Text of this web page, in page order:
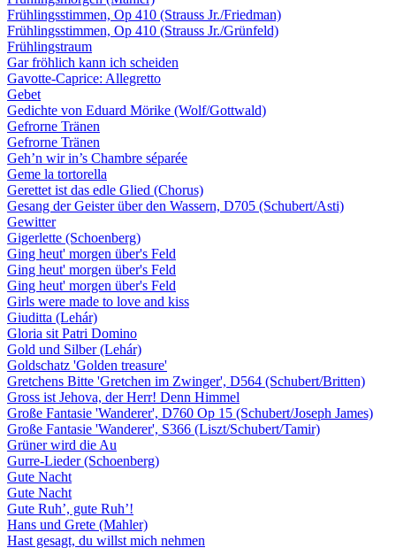
Frühlingsstimmen, Op 410 (Strauss Jr./Friedman)
Frühlingsstimmen, Op 410 (Strauss Jr./Grünfeld)
Frühlingstraum
Gar fröhlich kann ich scheiden
Gavotte-Caprice: Allegretto
Gebet
Gedichte von Eduard Mörike (Wolf/Gottwald)
Gefrorne Tränen
Gefrorne Tränen
Geh’n wir in’s Chambre séparée
Geme la tortorella
Gerettet ist das edle Glied (Chorus)
Gesang der Geister über den Wassern, D705 (Schubert/Asti)
Gewitter
Gigerlette (Schoenberg)
Ging heut' morgen über's Feld
Ging heut' morgen über's Feld
Ging heut' morgen über's Feld
Girls were made to love and kiss
Giuditta (Lehár)
Gloria sit Patri Domino
Gold und Silber (Lehár)
Goldschatz 'Golden treasure'
Gretchens Bitte 'Gretchen im Zwinger', D564 (Schubert/Britten)
Gross ist Jehova, der Herr! Denn Himmel
Große Fantasie 'Wanderer', D760 Op 15 (Schubert/Joseph James)
Große Fantasie 'Wanderer', S366 (Liszt/Schubert/Tamir)
Grüner wird die Au
Gurre-Lieder (Schoenberg)
Gute Nacht
Gute Nacht
Gute Ruh’, gute Ruh’!
Hans und Grete (Mahler)
Hast gesagt, du willst mich nehmen